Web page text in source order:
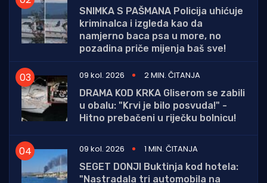
SNIMKA S PAŠMANA Policija uhićuje
kriminalca i izgleda kao da
namjerno baca psa u more, no
pozadina priče mijenja baš sve!
09 kol. 2026
2 MIN. ČITANJA
DRAMA KOD KRKA Gliserom se zabili
u obalu: "Krvi je bilo posvuda!" -
Hitno prebačeni u riječku bolnicu!
09 kol. 2026
1 MIN. ČITANJA
SEGET DONJI Buktinja kod hotela:
"Nastradala tri automobila na